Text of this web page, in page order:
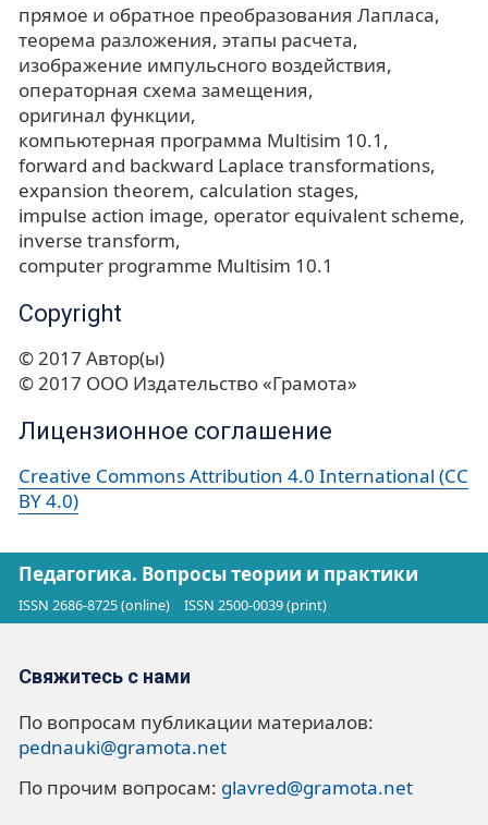
прямое и обратное преобразования Лапласа
теорема разложения этапы расчета
изображение импульсного воздействия
операторная схема замещения
оригинал функции
компьютерная программа Multisim 10.1
forward and backward Laplace transformations
expansion theorem calculation stages
impulse action image operator equivalent scheme
inverse transform
computer programme Multisim 10.1
Copyright
© 2017 Автор(ы)
© 2017 ООО Издательство «Грамота»
Лицензионное соглашение
Creative Commons Attribution 4.0 International (CC
BY 4.0)
Педагогика. Вопросы теории и практики
ISSN 2686-8725 (online) ISSN 2500-0039 (print)
Свяжитесь с нами
По вопросам публикации материалов:
pednauki@gramota.net
По прочим вопросам: glavred@gramota.net